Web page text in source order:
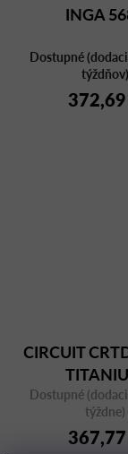
INGA
Dostupné
týždňov)
CIRCUIT
Dostupné
týždne)